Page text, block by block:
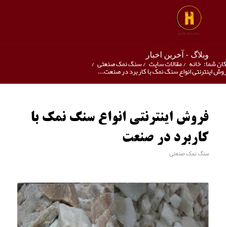
وبلاگ - آخرین اخبار
شما: خانه /مقالات سایت /سنگ نمک صنعتی /
اینترنتی انواع سنگ نمک با کاربرد در صنعت...
فروش اینترنتی انواع سنگ نمک با
کاربرد در صنعت
سنگ نمک صنعتی